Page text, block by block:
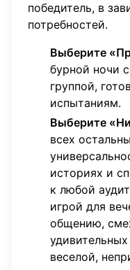
победитель, в
потребностей.
Выберите
бурной ночи
группой,
испытаниям.
Выберите
всех
историях и
к любой
игрой для
общению,
веселой,